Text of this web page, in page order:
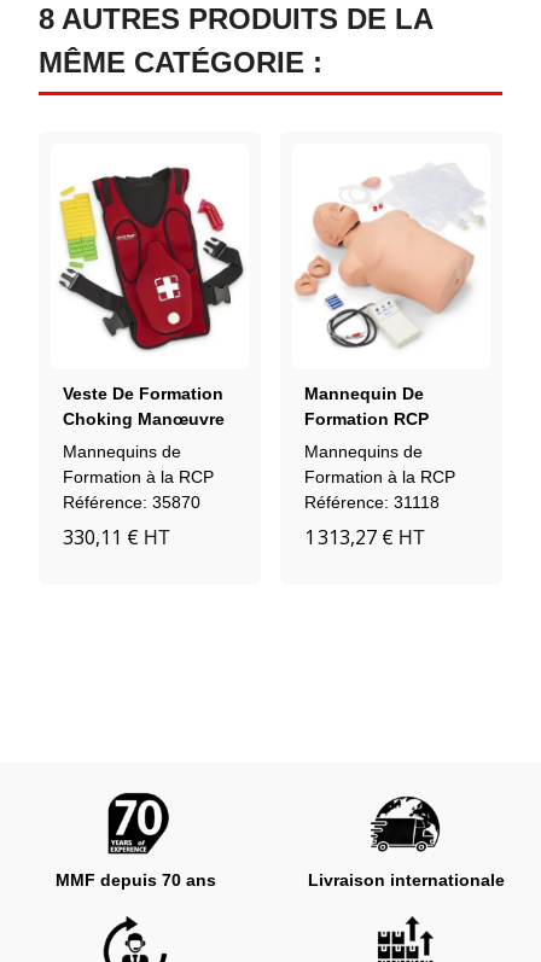
8 AUTRES PRODUITS DE LA
MÊME CATÉGORIE :
Veste De Formation
Choking Manœuvre
D'Heimlich Act+Fast
Mannequins de
Formation à la RCP
Référence: 35870
330,11 € HT
Mannequin De
Formation RCP
Adulte Tronc Brad
Avec Console
Témoin
Mannequins de
Formation à la RCP
Référence: 31118
1 313,27 € HT
MMF depuis 70 ans Livraison internationale